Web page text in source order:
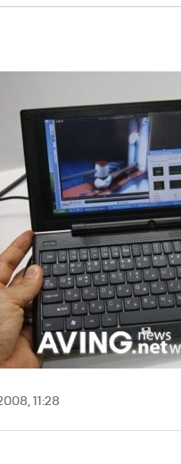
11:28